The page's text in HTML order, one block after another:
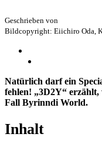
Geschrieben von
Bildcopyright: Eiichiro Oda,
Natürlich darf ein
fehlen! „3D2Y“
Fall Byrinndi World.
Inhalt